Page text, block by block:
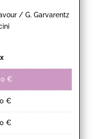
/ G. Garvarentz
€
€
€